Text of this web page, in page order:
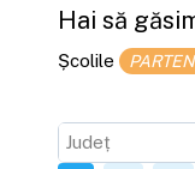
Hai să
Școlile
Județ